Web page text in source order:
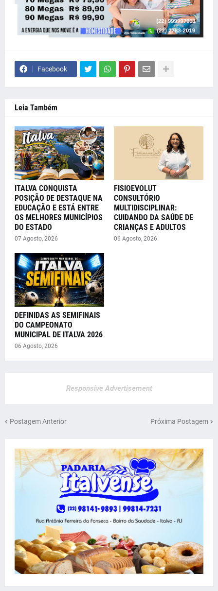
Facebook
Leia Também
ITALVA CONQUISTA
POSIÇÃO DE DESTAQUE NA
EDUCAÇÃO E ESTÁ ENTRE
OS MELHORES MUNICÍPIOS
DO ESTADO
07 Agosto, 2026
FISIOEVOLUT
CONSULTÓRIO
MULTIDISCIPLINAR:
CUIDANDO DA SAÚDE DE
CRIANÇAS E ADULTOS
06 Agosto, 2026
DEFINIDAS AS SEMIFINAIS
DO CAMPEONATO
MUNICIPAL DE ITALVA 2026
06 Agosto, 2026
Responsive Advertisement
Postagem Anterior Próxima Postagem